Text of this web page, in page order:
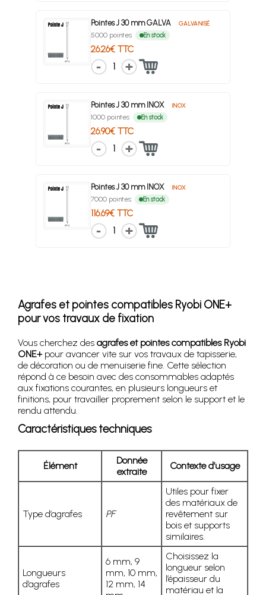
Pointes J 30 mm GALVA GALVANISÉ
5000 pointes En stock
26.26€ TTC
1
Pointes J 30 mm INOX INOX
1000 pointes En stock
26.90€ TTC
1
Pointes J 30 mm INOX INOX
7000 pointes En stock
116.69€ TTC
1
Agrafes et pointes compatibles Ryobi ONE+
pour vos travaux de fixation
Vous cherchez des agrafes et pointes compatibles Ryobi
ONE+pour avancer vite sur vos travaux de tapisserie,
de décoration ou de menuiserie fine. Cette sélection
répond à ce besoin avec des consommables adaptés
aux fixations courantes, en plusieurs longueurs et
finitions, pour travailler proprement selon le support et le
rendu attendu.
Caractéristiques techniques
Élément
Donnée
extraite
Contexte d’usage
Type d’agrafes PF
Utiles pour fixer
des matériaux de
revêtement sur
bois et supports
similaires.
Longueurs
d’agrafes
6 mm, 9
mm, 10 mm,
12 mm, 14
Choisissez la
longueur selon
l’épaisseur du
matériau et la